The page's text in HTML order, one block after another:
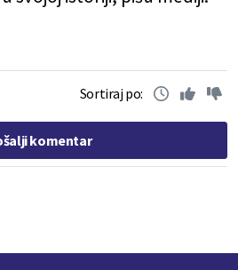
Sortiraj po:
komentar